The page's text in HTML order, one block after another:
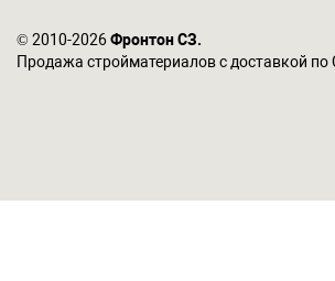
© 2010-2026Фронтон СЗ.
Продажа стройматериалов с доставкой